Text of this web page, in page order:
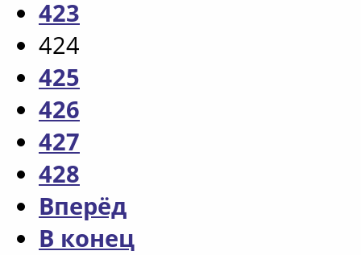
423
424
425
426
427
428
Вперёд
В конец